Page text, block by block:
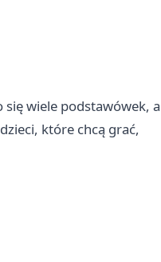
się wiele podstawówek, a
które chcą grać,